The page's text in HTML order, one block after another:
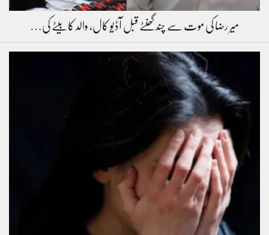
میر رضا کی موت سے چند گھنٹے قبل آڈیو کال، والد کا بیٹے کی…